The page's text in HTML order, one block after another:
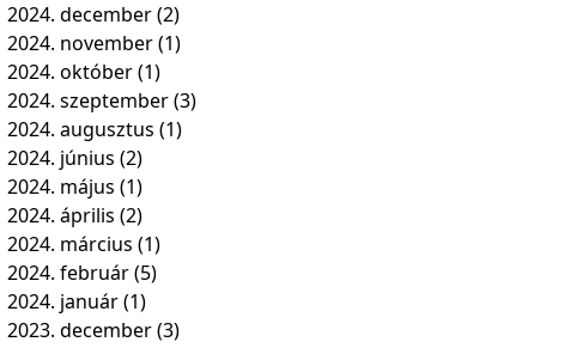
2024. december(2)
2024. november(1)
2024. október(1)
2024. szeptember(3)
2024. augusztus (1)
2024. június (2)
2024. május (1)
2024. április (2)
2024. március (1)
2024. február(5)
2024. január(1)
2023. december(3)